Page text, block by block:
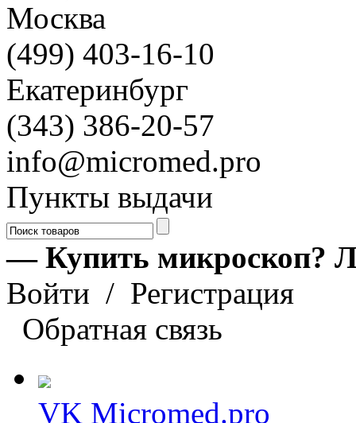
Москва
(499) 403-16-10
Екатеринбург
(343) 386-20-57
info@micromed.pro
Пункты выдачи
— Купить микроскоп?
Войти / Регистрация
Обратная связь
VK Micromed.pro